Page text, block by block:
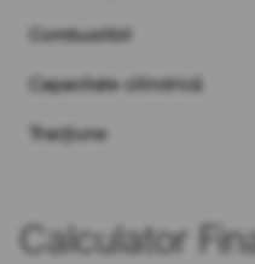
Combustibil
Capacitate cilindrică
Tracțiune
Calculator